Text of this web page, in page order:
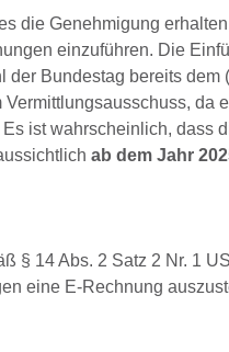
die Genehmigung
einzuführen. Die
Bundestag bereits dem
da
ist wahrscheinlich, dass
ab dem Jahr
§ 14 Abs. 2 Satz 2 Nr. 1
eine E-Rechnung